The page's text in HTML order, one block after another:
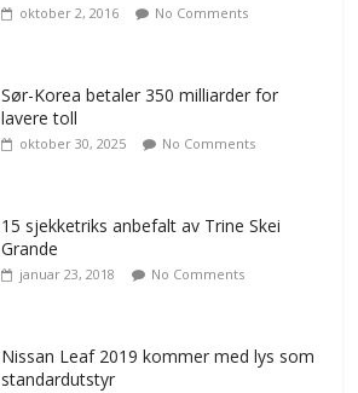
oktober 2, 2016 No Comments
Sør-Korea betaler 350 milliarder for
lavere toll
oktober 30, 2025 No Comments
15 sjekketriks anbefalt av Trine Skei
Grande
januar 23, 2018 No Comments
Nissan Leaf 2019 kommer med lys som
standardutstyr